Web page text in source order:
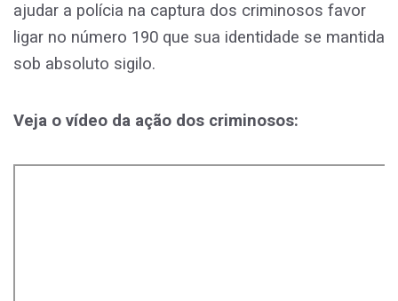
ajudar a polícia na captura dos criminosos favor
ligar no número 190 que sua identidade se mantida
sob absoluto sigilo.
Veja o vídeo da ação dos criminosos: